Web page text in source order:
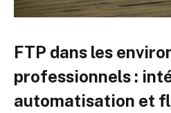
FTP dans les
professionnels :
automatisation et